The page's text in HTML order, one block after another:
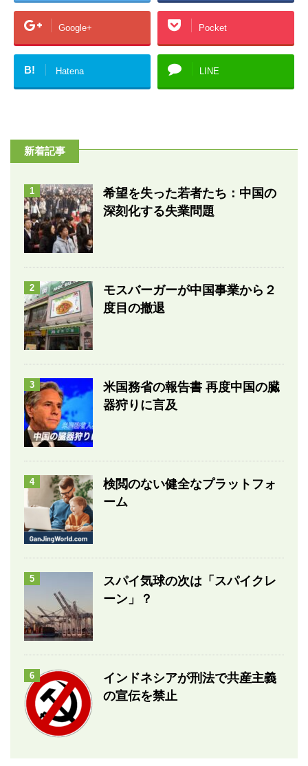
Google+ Pocket
B! Hatena LINE
新着記事
1
希望を失った若者たち：中国の
深刻化する失業問題
2
モスバーガーが中国事業から２
度目の撤退
3
米国務省の報告書 再度中国の臓
器狩りに言及
4
検閲のない健全なプラットフォ
ーム
5
スパイ気球の次は「スパイクレ
ーン」？
6
インドネシアが刑法で共産主義
の宣伝を禁止